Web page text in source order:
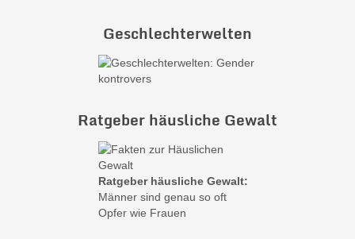
Geschlechterwelten
Ratgeber häusliche Gewalt
Ratgeber häusliche Gewalt:
Männer sind genau so oft
Opfer wie Frauen